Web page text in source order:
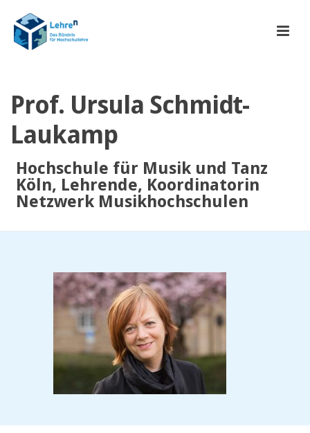
Prof. Ursula Schmidt-
Laukamp
Hochschule für Musik und Tanz
Köln, Lehrende, Koordinatorin
Netzwerk Musikhochschulen